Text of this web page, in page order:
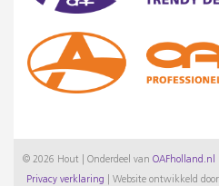
© 2026 Hout | Onderdeel van OAFholland.nl
Privacy verklaring Website ontwikkeld door